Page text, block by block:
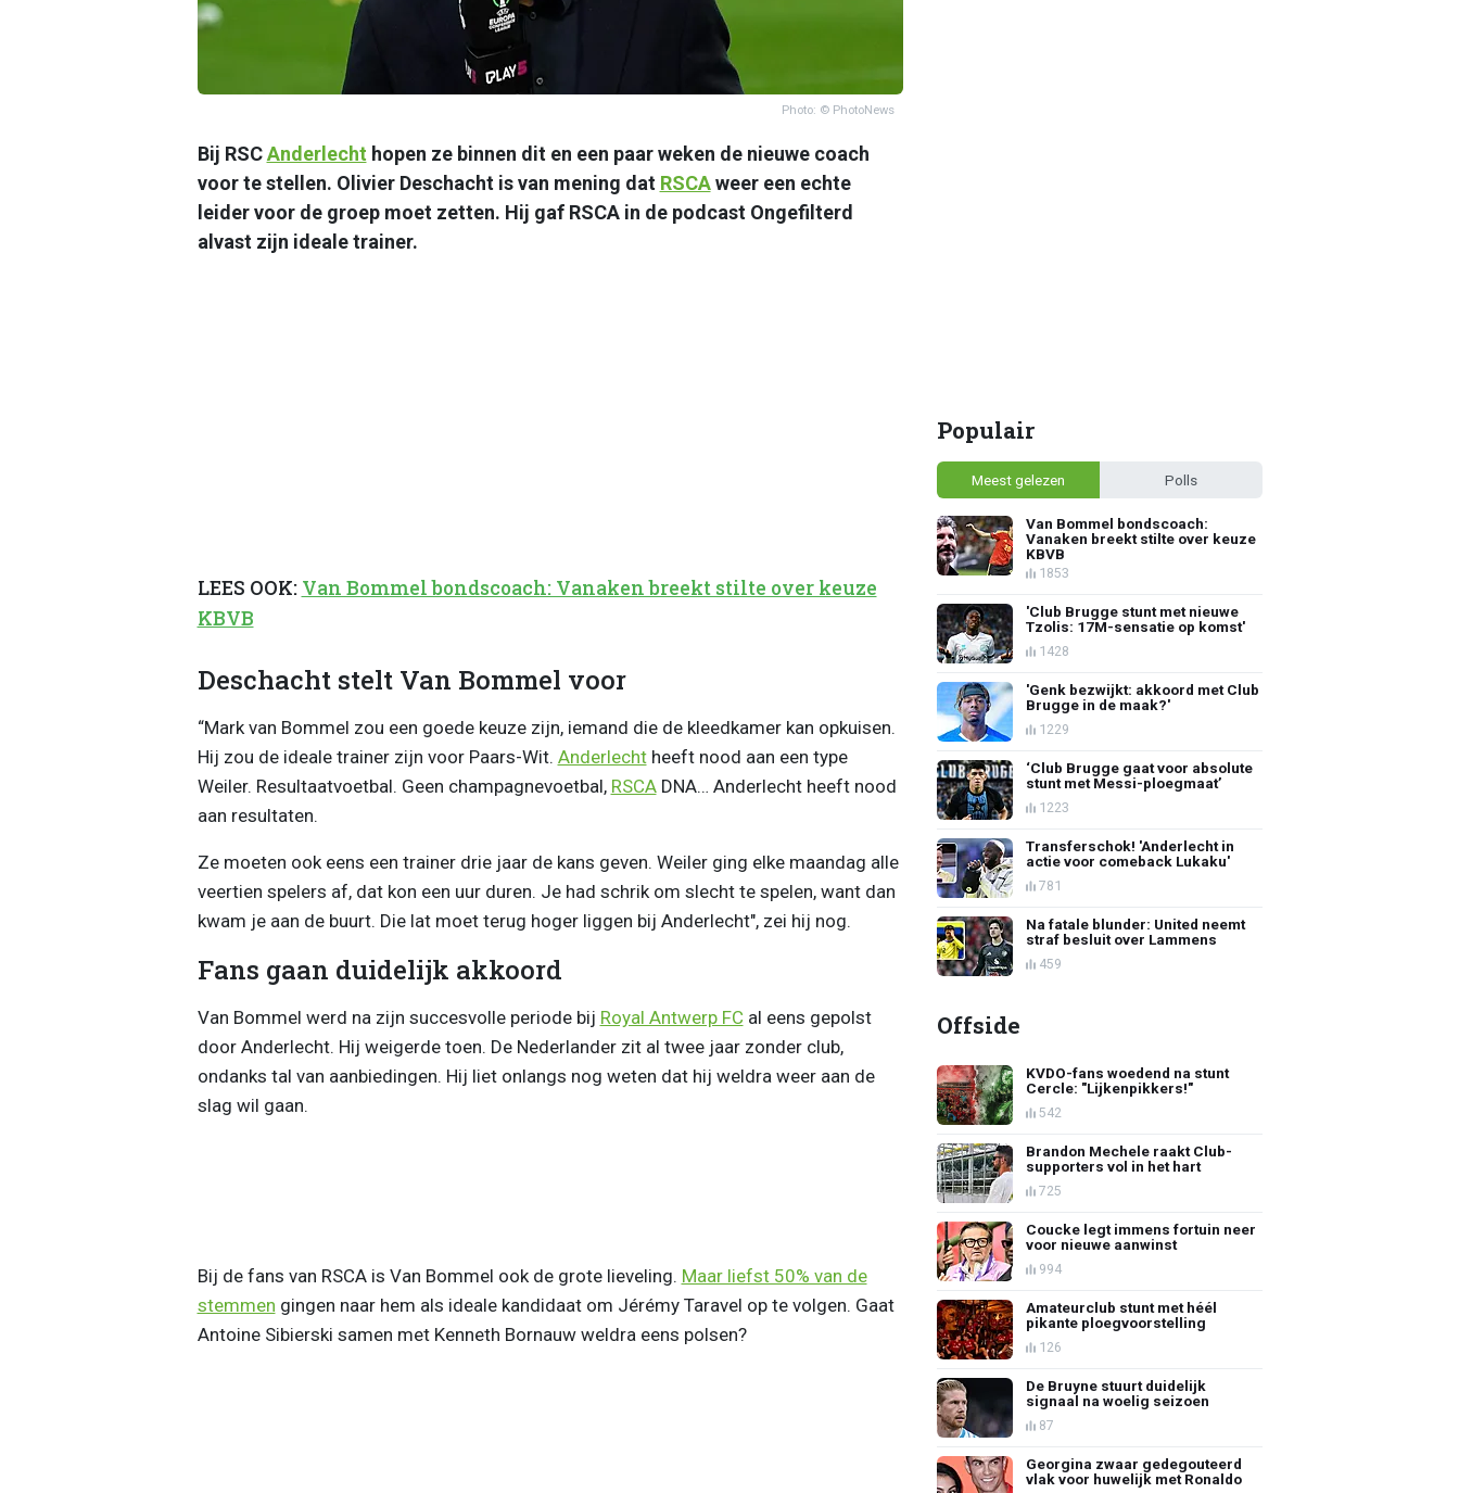
Photo: © PhotoNews
Bij RSCAnderlecht hopen ze binnen dit en een paar weken de nieuwe coach
voor te stellen. Olivier Deschacht is van mening dat RSCAweer een echte
leider voor de groep moet zetten. Hij gaf RSCA in de podcast Ongefilterd
alvast zijn ideale trainer.
LEES OOK: Van Bommel bondscoach: Vanaken breekt stilte over keuze
KBVB
Deschacht stelt Van Bommel voor
“Mark van Bommel zou een goede keuze zijn, iemand die de kleedkamer kan opkuisen.
Hij zou de ideale trainer zijn voor Paars-Wit. Anderlechtheeft nood aan een type
Weiler. Resultaatvoetbal. Geen champagnevoetbal, RSCADNA… Anderlecht heeft nood
aan resultaten.
Ze moeten ook eens een trainer drie jaar de kans geven. Weiler ging elke maandag alle
veertien spelers af, dat kon een uur duren. Je had schrik om slecht te spelen, want dan
kwam je aan de buurt. Die lat moet terug hoger liggen bij Anderlecht", zei hij nog.
Fans gaan duidelijk akkoord
Van Bommel werd na zijn succesvolle periode bij Royal Antwerp FCal eens gepolst
door Anderlecht. Hij weigerde toen. De Nederlander zit al twee jaar zonder club,
ondanks tal van aanbiedingen. Hij liet onlangs nog weten dat hij weldra weer aan de
slag wil gaan.
Bij de fans van RSCA is Van Bommel ook de grote lieveling. Maar liefst 50% van de
stemmen gingen naar hem als ideale kandidaat om Jérémy Taravel op te volgen. Gaat
Antoine Sibierski samen met Kenneth Bornauw weldra eens polsen?
Populair
Meest gelezen Polls
Van Bommel bondscoach:
Vanaken breekt stilte over keuze
KBVB
1853
'Club Brugge stunt met nieuwe
Tzolis: 17M-sensatie op komst'
1428
'Genk bezwijkt: akkoord met Club
Brugge in de maak?'
1229
‘Club Brugge gaat voor absolute
stunt met Messi-ploegmaat’
1223
Transferschok! 'Anderlecht in
actie voor comeback Lukaku'
781
Na fatale blunder: United neemt
straf besluit over Lammens
459
Offside
KVDO-fans woedend na stunt
Cercle: "Lijkenpikkers!"
542
Brandon Mechele raakt Club-
supporters vol in het hart
725
Coucke legt immens fortuin neer
voor nieuwe aanwinst
994
Amateurclub stunt met héél
pikante ploegvoorstelling
126
De Bruyne stuurt duidelijk
signaal na woelig seizoen
87
Georgina zwaar gedegouteerd
vlak voor huwelijk met Ronaldo